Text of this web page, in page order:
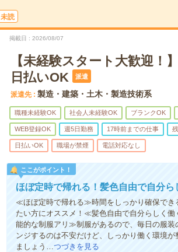
未読
掲載日 2026/08/07
【未経験スタート大歓迎！
日払いOK
派遣
派遣先 製造・建築・土木・製造技術系
職種未経験OK 社会人未経験OK ブランクOK
WEB登録OK 週5日勤務 17時前までの仕事
日払いOK 職場が禁煙 電話対応なし
ここがポイント！
ほぼ定時で帰れる！髪色自由で自分ら
≪ほぼ定時で帰れる≫時間をしっかり確保でき
たい方にオススメ！≪髪色自由で自分らしく
能的な制服アリ≫制服があるので、毎日の服
ンジするのは不安だけど、しっかり働く環境
ましょう…つづきを見る